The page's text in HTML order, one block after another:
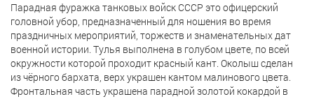
Парадная фуражка танковых войск СССР это офицерский
головной убор, предназначенный для ношения во время
праздничных мероприятий, торжеств и знаменательных дат
военной истории. Тулья выполнена в голубом цвете, по всей
окружности которой проходит красный кант. Околыш сделан
из чёрного бархата, верх украшен кантом малинового цвета.
Фронтальная часть украшена парадной золотой кокардой в